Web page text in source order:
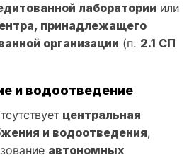
лаборатории или
принадлежащего
организации (п. 2.1 СП
и водоотведение
центральная
и водоотведения,
автономных